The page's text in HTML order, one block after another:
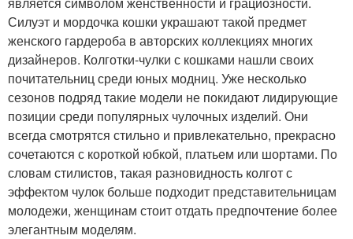
Силуэт и мордочка кошки украшают такой предмет
женского гардероба в авторских коллекциях многих
дизайнеров. Колготки-чулки с кошками нашли своих
почитательниц среди юных модниц. Уже несколько
сезонов подряд такие модели не покидают лидирующие
позиции среди популярных чулочных изделий. Они
всегда смотрятся стильно и привлекательно, прекрасно
сочетаются с короткой юбкой, платьем или шортами. По
словам стилистов, такая разновидность колгот с
эффектом чулок больше подходит представительницам
молодежи, женщинам стоит отдать предпочтение более
элегантным моделям.